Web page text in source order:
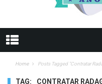
Home Posts Tagged "Contratar
TAG: CONTRATAR